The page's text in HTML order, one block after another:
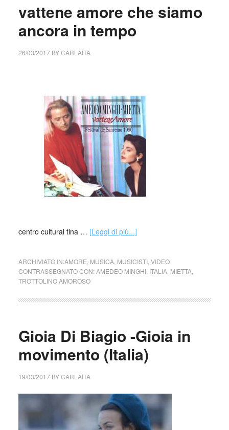
vattene amore che siamo
ancora in tempo
26/03/2017BYCARLAITA
centro cultural tina … [Leggi di più...]
ARCHIVIATO IN:AMORE MUSICA, MUSICISTI, VIDEO
CONTRASSEGNATO CON:AMEDEO MINGHI, ITALIA, MIETTA,
TROTTOLINO AMOROSO
Gioia Di Biagio -Gioia in
movimento (Italia)
19/03/2017BYCARLAITA